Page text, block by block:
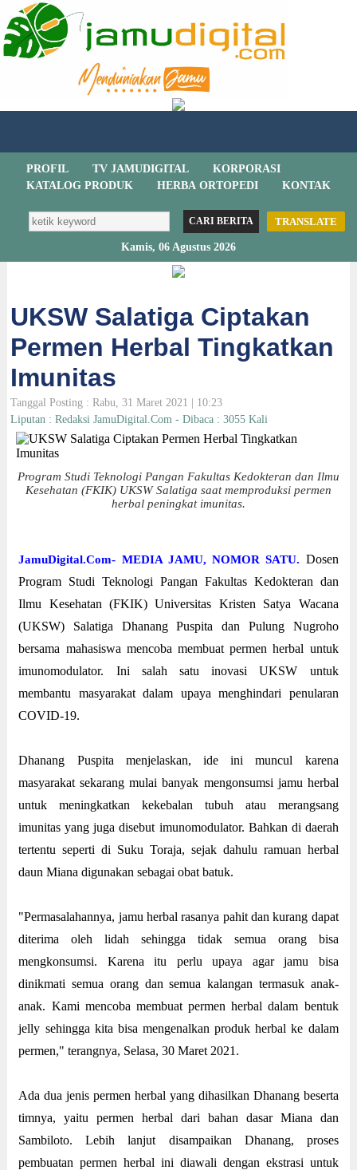
PROFIL TV JAMUDIGITAL
KORPORASI
KATALOG PRODUK
HERBA ORTOPEDI KONTAK
TRANSLATE
Kamis, 06 Agustus 2026
UKSW Salatiga Ciptakan
Permen Herbal Tingkatkan
Imunitas
Tanggal Posting : Rabu, 31 Maret 2021 | 10:23
Liputan : Redaksi JamuDigital.Com - Dibaca : 3055 Kali
Program Studi Teknologi Pangan Fakultas Kedokteran dan Ilmu
Kesehatan (FKIK) UKSW Salatiga saat memproduksi permen
herbal peningkat imunitas.
JamuDigital.Com- MEDIA JAMU, NOMOR SATU. Dosen
Program Studi Teknologi Pangan Fakultas Kedokteran dan
Ilmu Kesehatan (FKIK) Universitas Kristen Satya Wacana
(UKSW) Salatiga Dhanang Puspita dan Pulung Nugroho
bersama mahasiswa mencoba membuat permen herbal untuk
imunomodulator. Ini salah satu inovasi UKSW untuk
membantu masyarakat dalam upaya menghindari penularan
COVID-19.
Dhanang Puspita menjelaskan, ide ini muncul karena
masyarakat sekarang mulai banyak mengonsumsi jamu herbal
untuk meningkatkan kekebalan tubuh atau merangsang
imunitas yang juga disebut imunomodulator. Bahkan di daerah
tertentu seperti di Suku Toraja, sejak dahulu ramuan herbal
daun Miana digunakan sebagai obat batuk.
"Permasalahannya, jamu herbal rasanya pahit dan kurang dapat
diterima oleh lidah sehingga tidak semua orang bisa
mengkonsumsi. Karena itu perlu upaya agar jamu bisa
dinikmati semua orang dan semua kalangan termasuk anak-
anak. Kami mencoba membuat permen herbal dalam bentuk
jelly sehingga kita bisa mengenalkan produk herbal ke dalam
permen," terangnya, Selasa, 30 Maret 2021.
Ada dua jenis permen herbal yang dihasilkan Dhanang beserta
timnya, yaitu permen herbal dari bahan dasar Miana dan
Sambiloto. Lebih lanjut disampaikan Dhanang, proses
pembuatan permen herbal ini diawali dengan ekstrasi untuk